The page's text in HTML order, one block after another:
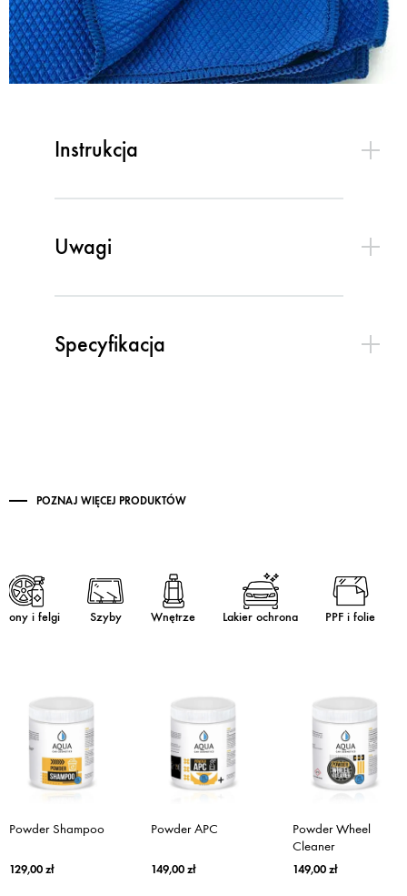
Instrukcja
Uwagi
Specyfikacja
POZNAJ WIĘCEJ PRODUKTÓW
i felgi Szyby Wnętrze Lakier ochrona PPF i folie
Powder Shampoo
129,00 zł
Powder APC
149,00 zł
Powder Wheel
Cleaner
149,00 zł